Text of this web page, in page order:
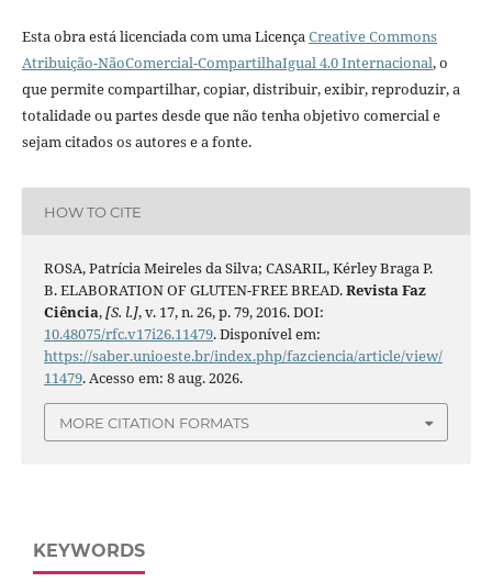
Esta obra está licenciada com uma LicençaCreative Commons
Atribuição-NãoComercial-CompartilhaIgual 4.0 Internacional, o
que permite compartilhar, copiar, distribuir, exibir, reproduzir, a
totalidade ou partes desde que não tenha objetivo comercial e
sejam citados os autores e a fonte.
HOW TO CITE
ROSA, Patrícia Meireles da Silva; CASARIL, Kérley Braga P.
B. ELABORATION OF GLUTEN-FREE BREAD.Revista Faz
Ciência,[S. l.], v. 17, n. 26, p. 79, 2016. DOI:
10.48075/rfc.v17i26.11479. Disponível em:
https://saber.unioeste.br/index.php/fazciencia/article/view/
11479. Acesso em: 8 aug. 2026.
MORE CITATION FORMATS
KEYWORDS